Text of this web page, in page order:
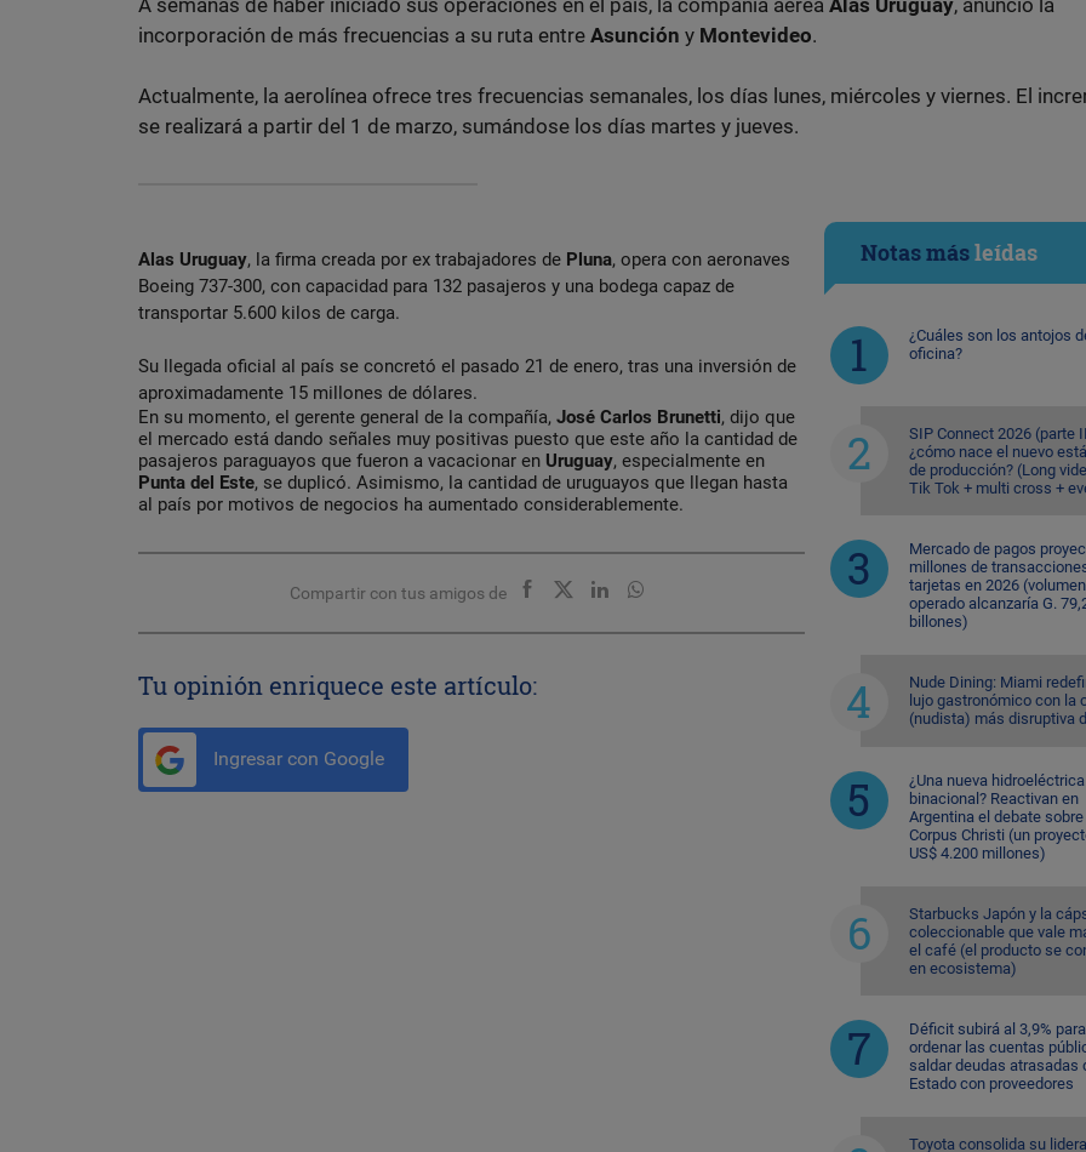
incorporación de más frecuencias a su ruta entre Asunción y Montevideo.
Actualmente, la aerolínea ofrece tres frecuencias semanales, los días lunes, miércoles y viernes. El
se realizará a partir del 1 de marzo, sumándose los días martes y jueves.
Alas Uruguay, la firma creada por ex trabajadores de Pluna, opera con aeronaves
Boeing 737-300, con capacidad para 132 pasajeros y una bodega capaz de
transportar 5.600 kilos de carga.
Su llegada oficial al país se concretó el pasado 21 de enero, tras una inversión de
aproximadamente 15 millones de dólares.
En su momento, el gerente general de la compañía, José Carlos Brunetti, dijo que
el mercado está dando señales muy positivas puesto que este año la cantidad de
pasajeros paraguayos que fueron a vacacionar en Uruguay, especialmente en
Punta del Este, se duplicó. Asimismo, la cantidad de uruguayos que llegan hasta
al país por motivos de negocios ha aumentado considerablemente.
Compartir con tus amigos de
Tu opinión enriquece este artículo:
Ingresar con Google
Notas másleídas
¿Cuáles son los antojos
oficina?
SIP Connect 2026 (parte
¿cómo nace el nuevo
de producción? (Long
Tik Tok + multi cross +
Mercado de pagos
millones de
tarjetas en 2026 (volumen
operado alcanzaría G.
billones)
Nude Dining: Miami
lujo gastronómico con la
(nudista) más disruptiva
¿Una nueva hidroeléctrica
binacional? Reactivan en
Argentina el debate sobre
Corpus Christi (un
US$ 4.200 millones)
Starbucks Japón y la
coleccionable que vale
el café (el producto se
en ecosistema)
Déficit subirá al 3,9% para
ordenar las cuentas
saldar deudas atrasadas
Estado con proveedores
Toyota consolida su